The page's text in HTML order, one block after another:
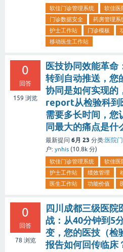
软佳门诊管理系统
软佳医
门诊数据安全
药房管理系
护士工作站
门诊模板
移动医生工作站
0
回答
159 浏览
医技协同效能革命
转到自动推送，您
协同是如何实现的
report从检验科到
需要多长时间，您
同最大的痛点是什
最新提问 6月 23 分类:医院
户: ynhis (10.8k 分)
软佳门诊管理系统
软佳医
护士工作站
绩效管理
医生工作站
功能价值
0
回答
78 浏览
四川成都三级医院
战：从40分钟到5
变，您的医技（检
报告如何回传临床